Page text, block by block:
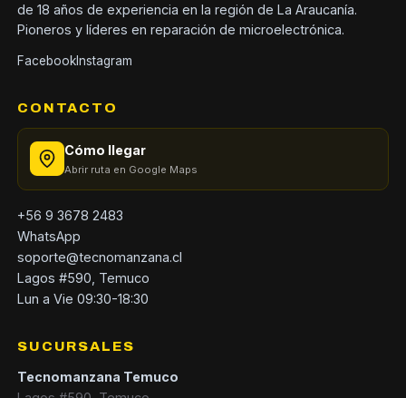
de 18 años de experiencia en la región de La Araucanía.
Pioneros y líderes en reparación de microelectrónica.
FacebookInstagram
CONTACTO
Cómo llegar
Abrir ruta en Google Maps
+56 9 3678 2483
WhatsApp
soporte@tecnomanzana.cl
Lagos #590, Temuco
Lun a Vie 09:30-18:30
SUCURSALES
Tecnomanzana Temuco